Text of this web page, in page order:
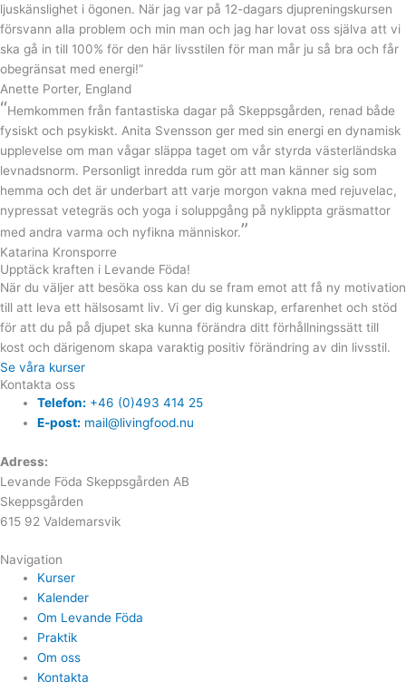
ljuskänslighet i ögonen. När jag var på 12-dagars djupreningskursen
försvann alla problem och min man och jag har lovat oss själva att vi
ska gå in till 100% för den här livsstilen för man mår ju så bra och får
obegränsat med energi!”
Anette Porter, England
“Hemkommen från fantastiska dagar på Skeppsgården, renad både
fysiskt och psykiskt. Anita Svensson ger med sin energi en dynamisk
upplevelse om man vågar släppa taget om vår styrda västerländska
levnadsnorm. Personligt inredda rum gör att man känner sig som
hemma och det är underbart att varje morgon vakna med rejuvelac,
nypressat vetegräs och yoga i soluppgång på nyklippta gräsmattor
med andra varma och nyfikna människor.”
Katarina Kronsporre
Upptäck kraften i Levande Föda!
När du väljer att besöka oss kan du se fram emot att få ny motivation
till att leva ett hälsosamt liv. Vi ger dig kunskap, erfarenhet och stöd
för att du på på djupet ska kunna förändra ditt förhållningssätt till
kost och därigenom skapa varaktig positiv förändring av din livsstil.
Se våra kurser
Kontakta oss
Telefon: +46 (0)493 414 25
E-post: mail@livingfood.nu
Adress:
Levande Föda Skeppsgården AB
Skeppsgården
615 92 Valdemarsvik
Navigation
Kurser
Kalender
Om Levande Föda
Praktik
Om oss
Kontakta